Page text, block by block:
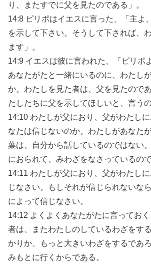
り、またすでに父を見たのである」。
14:8 ピリポはイエスに言った、「主よ
を示して下さい。そうして下されば、
ます」。
14:9 イエスは彼に言われた、「ピリポ
あなたがたと一緒にいるのに、わたし
か。わたしを見た者は、父を見たので
たしたちに父を示してほしいと、言うの
14:10 わたしが父におり、父がわたし
なたは信じないのか。わたしがあなた
葉は、自分から話しているのではない
におられて、みわざをなさっているので
14:11 わたしが父におり、父がわたし
じなさい。もしそれが信じられないな
によって信じなさい。
14:12 よくよくあなたがたに言ってお
者は、またわたしのしているわざをす
かりか、もっと大きいわざをするであ
みもとに行くからである。